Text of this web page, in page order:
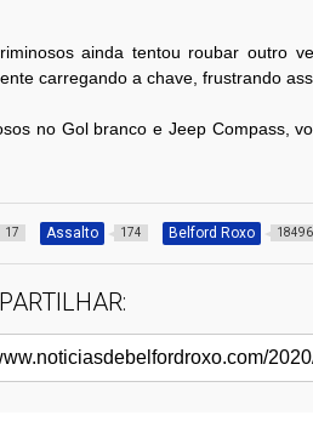
ainda tentou roubar outro
carregando a chave, frustrando
no Gol branco e Jeep Compass,
17 Assalto 174 Belford Roxo 18496